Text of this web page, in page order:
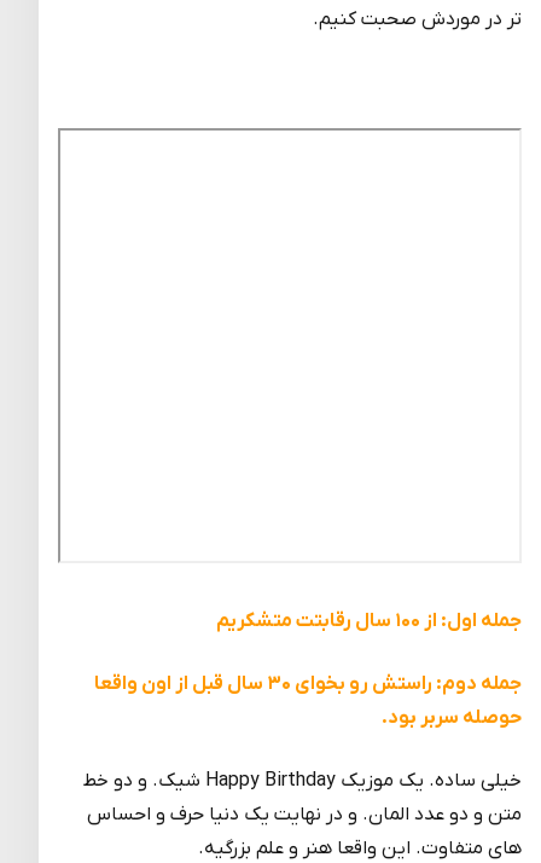
تر در موردش صحبت کنیم.
جمله اول: از ۱۰۰ سال رقابتت متشکریم
جمله دوم: راستش رو بخوای ۳۰ سال قبل از اون واقعا
حوصله سربر بود.
خیلی ساده. یک موزیک Happy Birthday شیک. و دو خط
متن و دو عدد المان. و در نهایت یک دنیا حرف و احساس
های متفاوت. این واقعا هنر و علم بزرگیه.